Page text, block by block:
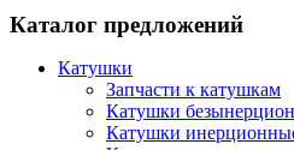
Каталог предложений
Катушки
Запчасти к катушкам
Катушки
Катушки